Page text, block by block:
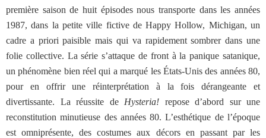
première saison de huit épisodes nous transporte dans les années
1987, dans la petite ville fictive de Happy Hollow, Michigan, un
cadre a priori paisible mais qui va rapidement sombrer dans une
folie collective. La série s’attaque de front à la panique satanique,
un phénomène bien réel qui a marqué les États-Unis des années 80,
pour en offrir une réinterprétation à la fois dérangeante et
divertissante. La réussite de Hysteria! repose d’abord sur une
reconstitution minutieuse des années 80. L’esthétique de l’époque
est omniprésente, des costumes aux décors en passant par les